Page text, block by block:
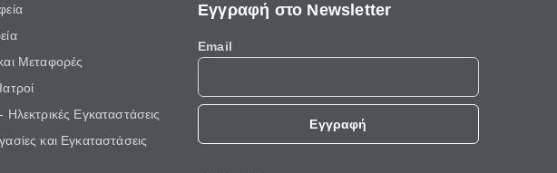
Μεταφορές
Ηλεκτρικές Εγκαταστάσεις
και Εγκαταστάσεις
Εγγραφή στο Newsletter
Email
Εγγραφή